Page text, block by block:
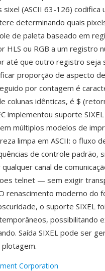
(ASCII 63-126) codifica
determinando quais
de paleta baseado em
HLS ou RGB a um registro
até que outro registro seja
proporção de aspecto
por contagem é
colunas idênticas, é $
implementou suporte
múltiplos modelos de
limpa em ASCII: o fluxo
de controle padrão,
canal de
telnet — sem exigir
renascimento moderno do
o suporte SIXEL
possibilitando
Saída SIXEL pode ser
Corporation